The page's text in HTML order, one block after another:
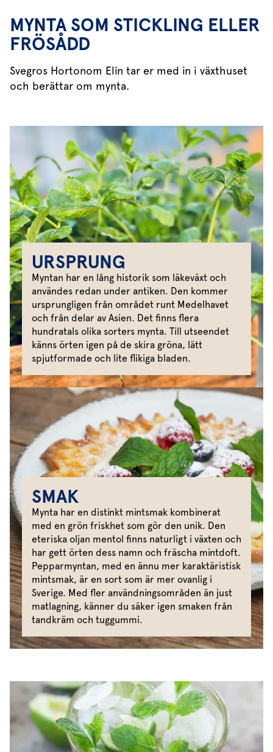
MYNTA SOM STICKLING ELLER
FRÖSÅDD
Svegros Hortonom Elin tar er med in i växthuset
och berättar om mynta.
URSPRUNG
Myntan har en lång historik som läkeväxt och
användes redan under antiken. Den kommer
ursprungligen från området runt Medelhavet
och från delar av Asien. Det finns flera
hundratals olika sorters mynta. Till utseendet
känns örten igen på de skira gröna, lätt
spjutformade och lite flikiga bladen.
SMAK
Mynta har en distinkt mintsmak kombinerat
med en grön friskhet som gör den unik. Den
eteriska oljan mentol finns naturligt i växten och
har gett örten dess namn och fräscha mintdoft.
Pepparmyntan, med en ännu mer karaktäristisk
mintsmak, är en sort som är mer ovanlig i
Sverige. Med fler användningsområden än just
matlagning, känner du säker igen smaken från
tandkräm och tuggummi.